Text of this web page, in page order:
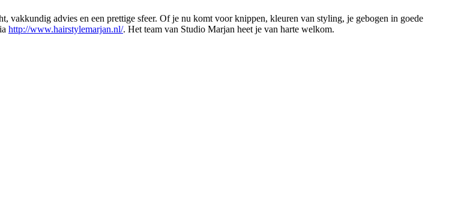
vakkundig advies en een prettige sfeer. Of je nu komt voor knippen, kleuren van styling, je gebogen in goede
http://www.hairstylemarjan.nl/. Het team van Studio Marjan heet je van harte welkom.